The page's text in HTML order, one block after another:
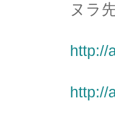
ヌラ
http://
http://